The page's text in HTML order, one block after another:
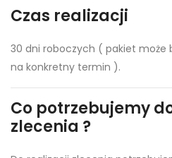
Czas realizacji
30 dni roboczych ( pakiet może
na konkretny termin ).
Co potrzebujemy
zlecenia ?